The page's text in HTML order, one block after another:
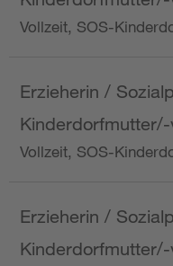
Vollzeit, SOS-
Erzieherin /
Vollzeit, SOS-
Erzieherin /